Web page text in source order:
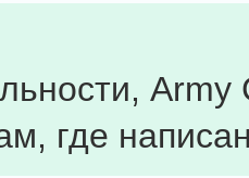
Army
где